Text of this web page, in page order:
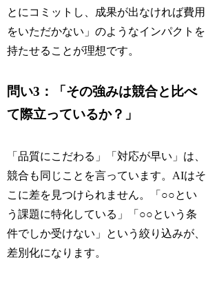
とにコミットし、成果が出なければ費用
をいただかない」のようなインパクトを
持たせることが理想です。
問い3：「その強みは競合と比べ
て際立っているか？」
「品質にこだわる」「対応が早い」は、
競合も同じことを言っています。AIはそ
こに差を見つけられません。「○○とい
う課題に特化している」「○○という条
件でしか受けない」という絞り込みが、
差別化になります。